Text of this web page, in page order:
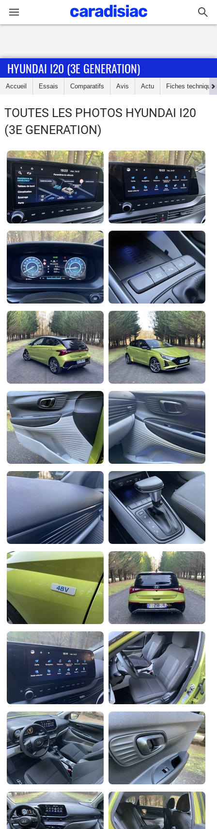
Accueil
Essais
d'achat
Electriques
Utilitaires
Flottes
Auto
Services
Forum
Moto
Marques
HYUNDAI I20 (3E GENERATION)
Accueil Essais Comparatifs Avis Actu Fiches techniques
TOUTES LES PHOTOS HYUNDAI I20
(3E GENERATION)